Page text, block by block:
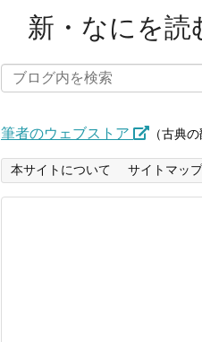
新・なにを読
筆者のウェブストア （古典
本サイトについて サイトマッ